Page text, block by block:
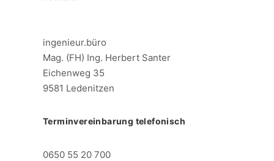
ingenieur.büro
Mag. (FH) Ing. Herbert Santer
Eichenweg 35
9581 Ledenitzen
Terminvereinbarung telefonisch
0650 55 20 700